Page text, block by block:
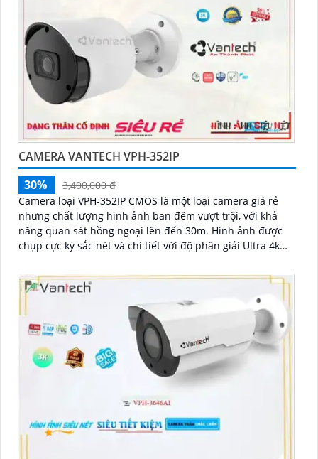
CAMERA VANTECH VPH-352IP
30%
3,400,000 ₫
Camera loại VPH-352IP CMOS là một loại camera giá rẻ
nhưng chất lượng hình ảnh ban đêm vượt trội, với khả
năng quan sát hồng ngoại lên đến 30m. Hình ảnh được
chụp cực kỳ sắc nét và chi tiết với độ phân giải Ultra 4k